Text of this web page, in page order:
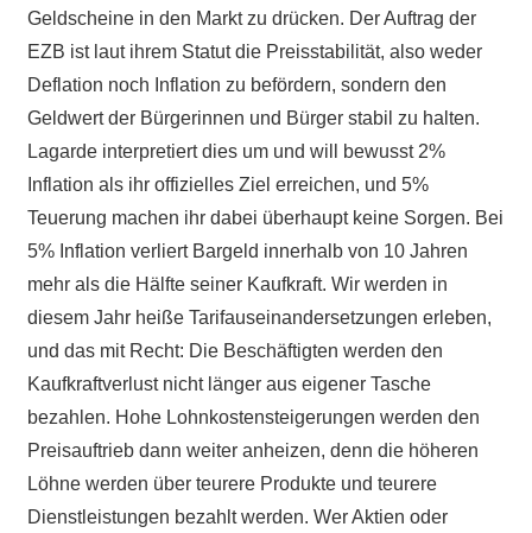
Geldscheine in den Markt zu drücken. Der Auftrag der
EZB ist laut ihrem Statut die Preisstabilität, also weder
Deflation noch Inflation zu befördern, sondern den
Geldwert der Bürgerinnen und Bürger stabil zu halten.
Lagarde interpretiert dies um und will bewusst 2%
Inflation als ihr offizielles Ziel erreichen, und 5%
Teuerung machen ihr dabei überhaupt keine Sorgen. Bei
5% Inflation verliert Bargeld innerhalb von 10 Jahren
mehr als die Hälfte seiner Kaufkraft. Wir werden in
diesem Jahr heiße Tarifauseinandersetzungen erleben,
und das mit Recht: Die Beschäftigten werden den
Kaufkraftverlust nicht länger aus eigener Tasche
bezahlen. Hohe Lohnkostensteigerungen werden den
Preisauftrieb dann weiter anheizen, denn die höheren
Löhne werden über teurere Produkte und teurere
Dienstleistungen bezahlt werden. Wer Aktien oder